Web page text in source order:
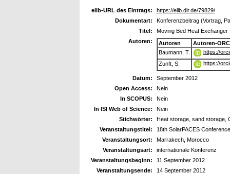
elib-URL des Eintrags:
https://elib.dlr.de/79829/
Dokumentart:
Konferenzbeitrag (Vortrag,
Titel:
Moving Bed Heat
Autoren:
Autoren
Autoren-
Baumann, T.
https://
Zunft, S.
https://
Datum:
September 2012
Open Access:
Nein
In SCOPUS:
Nein
In ISI Web of Science:
Nein
Stichwörter:
Heat storage, sand storage,
Veranstaltungstitel:
18th SolarPACES Conference
Veranstaltungsort:
Marrakech, Morocco
Veranstaltungsart:
internationale Konferenz
Veranstaltungsbeginn:
11 September 2012
Veranstaltungsende:
14 September 2012